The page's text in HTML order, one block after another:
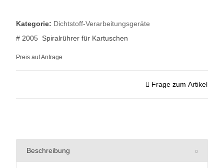
Kategorie: Dichtstoff-Verarbeitungsgeräte
# 2005 Spiralrührer für Kartuschen
Preis auf Anfrage
Frage zum Artikel
Beschreibung